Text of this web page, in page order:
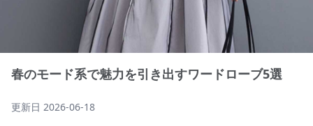
春のモード系で魅力を引き出すワードローブ5選
更新日 2026-06-18